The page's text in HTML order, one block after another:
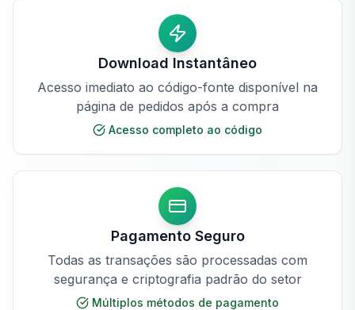
Download Instantâneo
Acesso imediato ao código-fonte disponível na
página de pedidos após a compra
Acesso completo ao código
Pagamento Seguro
Todas as transações são processadas com
segurança e criptografia padrão do setor
Múltiplos métodos de pagamento